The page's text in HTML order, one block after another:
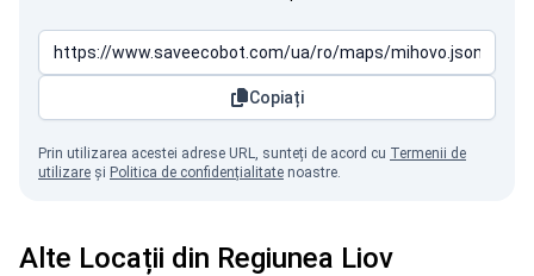
Copiați
Prin utilizarea acestei adrese URL, sunteți de acord cu Termenii de
utilizare și Politica de confidențialitate noastre.
Alte Locații din Regiunea Liov